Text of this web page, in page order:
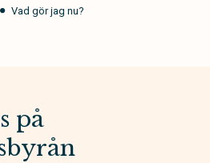
Vad gör jag nu?
på